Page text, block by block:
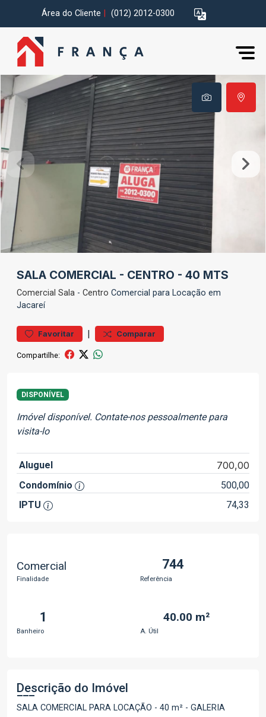
Área do Cliente (012) 2012-0300
SALA COMERCIAL - CENTRO - 40 MTS
Comercial Sala - Centro Comercial para Locação em
Jacareí
Favoritar | Comparar
Compartilhe:
DISPONÍVEL
Imóvel disponível. Contate-nos pessoalmente para
visita-lo
Aluguel 700,00
Condomínio
500,00
IPTU
74,33
Comercial
Finalidade
744
Referência
1
Banheiro
40.00 m²
A. Útil
Descrição do Imóvel
SALA COMERCIAL PARA LOCAÇÃO - 40 m² - GALERIA